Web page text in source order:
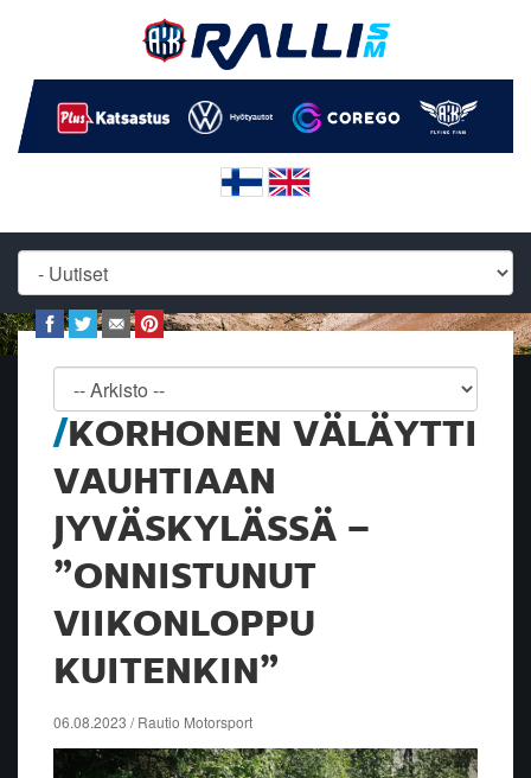
KORHONEN VÄLÄYTTI
VAUHTIAAN
JYVÄSKYLÄSSÄ –
”ONNISTUNUT
VIIKONLOPPU
KUITENKIN”
06.08.2023 / Rautio Motorsport